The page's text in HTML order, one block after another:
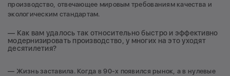
производство, отвечающее мировым требованиям качества и
экологическим стандартам.
— Как вам удалось так относительно быстро и эффективно
модернизировать производство, у многих на это уходят
десятилетия?
— Жизнь заставила. Когда в 90-х появился рынок, а в нулевые